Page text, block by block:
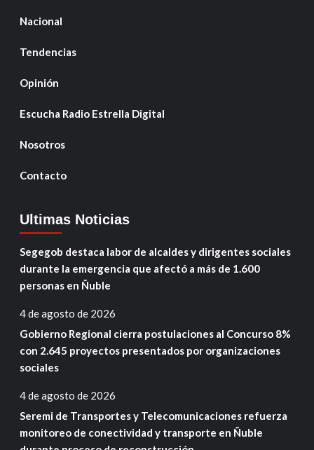
Nacional
Tendencias
Opinión
Escucha Radio Estrella Digital
Nosotros
Contacto
Ultimas Noticias
Segegob destaca labor de alcaldes y dirigentes sociales
durante la emergencia que afectó a más de 1.600
personas en Ñuble
4 de agosto de 2026
Gobierno Regional cierra postulaciones al Concurso 8%
con 2.645 proyectos presentados por organizaciones
sociales
4 de agosto de 2026
Seremi de Transportes y Telecomunicaciones refuerza
monitoreo de conectividad y transporte en Ñuble